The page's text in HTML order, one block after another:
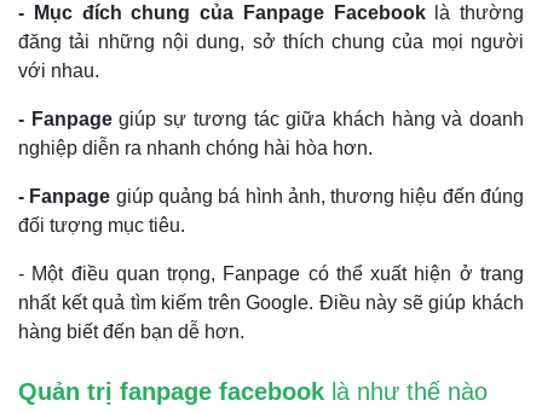
- Mục đích chung của Fanpage Facebooklà thường
đăng tải những nội dung, sở thích chung của mọi người
với nhau.
- Fanpagegiúp sự tương tác giữa khách hàng và doanh
nghiệp diễn ra nhanh chóng hài hòa hơn.
- Fanpage giúp quảng bá hình ảnh, thương hiệu đến đúng
đối tượng mục tiêu.
- Một điều quan trọng, Fanpage có thể xuất hiện ở trang
nhất kết quả tìm kiếm trên Google. Điều này sẽ giúp khách
hàng biết đến bạn dễ hơn.
Quản trị fanpage facebook là như thế nào